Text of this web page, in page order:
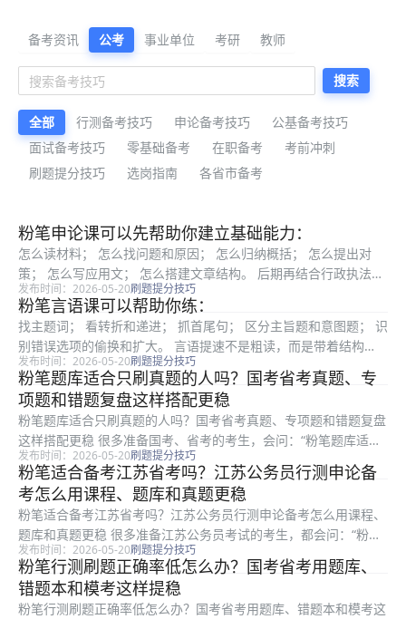
公考备考资料与公告解读
备考资讯 公考 事业单位 考研 教师
搜索
全部 行测备考技巧 申论备考技巧
公基备考技巧
面试备考技巧
零基础备考 在职备考
考前冲刺
刷题提分技巧
选岗指南 各省市备考
最新公考备考资料
粉笔申论课可以先帮助你建立基础能力：
怎么读材料； 怎么找问题和原因； 怎么归纳概括； 怎么提出对
策； 怎么写应用文； 怎么搭建文章结构。 后期再结合行政执法类
场景补充素材，比如基层执法、柔性执法、群众沟通、规范执法、
数字治理、营商环境、公共服务等。这样写申论时会更贴近岗位语
境...
发布时间：2026-05-20刷题提分技巧
粉笔言语课可以帮助你练：
找主题词； 看转折和递进； 抓首尾句； 区分主旨题和意图题； 识
别错误选项的偷换和扩大。 言语提速不是粗读，而是带着结构
读。读得有重点，反而更快。 六、数量关系做题慢，要学会取舍
数量关系是很多考生最容易耗时的模块。粉笔数量关系课能帮助你
掌...
发布时间：2026-05-20刷题提分技巧
粉笔题库适合只刷真题的人吗？国考省考真题、专
项题和错题复盘这样搭配更稳
粉笔题库适合只刷真题的人吗？国考省考真题、专项题和错题复盘
这样搭配更稳 很多准备国考、省考的考生，会问：“粉笔题库适合
只刷真题的人吗？”答案是：适合，但不建议把备考理解成“只刷真
题就够了”。真题确实很重要，尤其能帮助你熟悉真实考试风格、
题型...
发布时间：2026-05-20刷题提分技巧
粉笔适合备考江苏省考吗？江苏公务员行测申论备
考怎么用课程、题库和真题更稳
粉笔适合备考江苏省考吗？江苏公务员行测申论备考怎么用课程、
题库和真题更稳 很多准备江苏公务员考试的考生，都会问：“粉笔
适合备考江苏省考吗？”答案是：适合。江苏省考虽然有本地命题
特点，但行测、申论的核心能力和公考通用能力是相通的。对零基
础、在...
发布时间：2026-05-20刷题提分技巧
粉笔行测刷题正确率低怎么办？国考省考用题库、
错题本和模考这样提稳
粉笔行测刷题正确率低怎么办？国考省考用题库、错题本和模考这